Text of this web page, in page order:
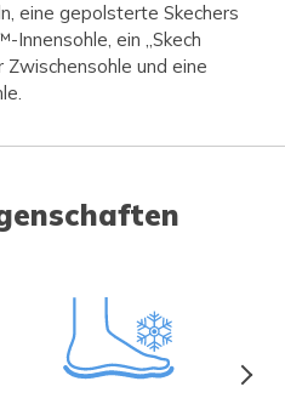
eine gepolsterte Skechers
ein „Skech
Zwischensohle und eine